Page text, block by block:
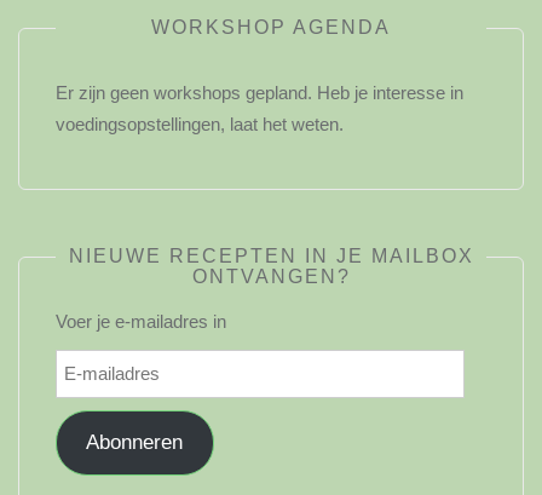
WORKSHOP AGENDA
Er zijn geen workshops gepland. Heb je interesse in
voedingsopstellingen, laat het weten.
NIEUWE RECEPTEN IN JE MAILBOX
ONTVANGEN?
Voer je e-mailadres in
E-
mailadres
Abonneren